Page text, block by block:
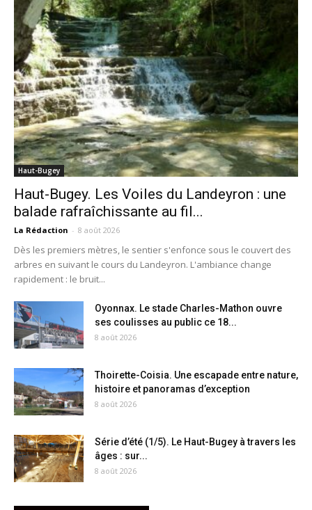
Haut-Bugey
Haut-Bugey. Les Voiles du Landeyron : une
balade rafraîchissante au fil...
La Rédaction - 8 août 2026
Dès les premiers mètres, le sentier s'enfonce sous le couvert des
arbres en suivant le cours du Landeyron. L'ambiance change
rapidement : le bruit...
Oyonnax. Le stade Charles-Mathon ouvre
ses coulisses au public ce 18...
8 août 2026
Thoirette-Coisia. Une escapade entre nature,
histoire et panoramas d’exception
8 août 2026
Série d’été (1/5). Le Haut-Bugey à travers les
âges : sur...
8 août 2026